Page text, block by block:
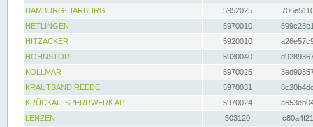
HAMBURG-HARBURG
5952025
HETLINGEN
5970010
HITZACKER
5920010
HOHNSTORF
5930040
KOLLMAR
5970025
KRAUTSAND REEDE
5970031
KRÜCKAU-SPERRWERK AP
5970024
LENZEN
503120